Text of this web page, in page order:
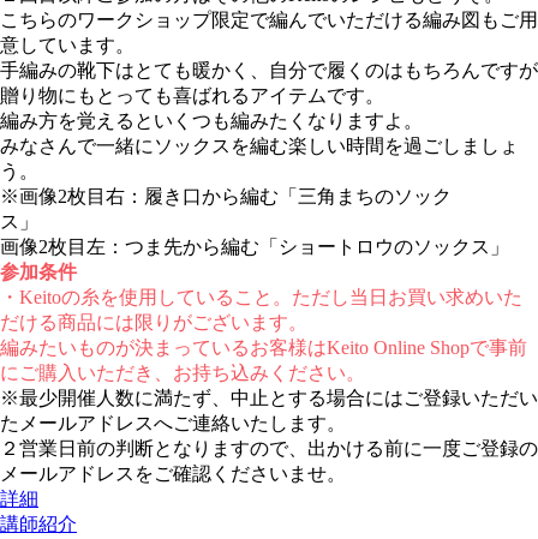
こちらのワークショップ限定で編んでいただける編み図もご用
意しています。
手編みの靴下はとても暖かく、自分で履くのはもちろんですが
贈り物にもとっても喜ばれるアイテムです。
編み方を覚えるといくつも編みたくなりますよ。
みなさんで一緒にソックスを編む楽しい時間を過ごしましょ
う。
※画像2枚目右：履き口から編む「三角まちのソック
画像2枚目左：つま先から編む「ショートロウのソックス」
参加条件
・Keitoの糸を使用していること。ただし当日お買い求めいた
だける商品には限りがございます。
編みたいものが決まっているお客様はKeito Online Shopで事前
にご購入いただき、お持ち込みください。
※最少開催人数に満たず、中止とする場合にはご登録いただい
たメールアドレスへご連絡いたします。
２営業日前の判断となりますので、出かける前に一度ご登録の
メールアドレスをご確認くださいませ。
詳細
講師紹介